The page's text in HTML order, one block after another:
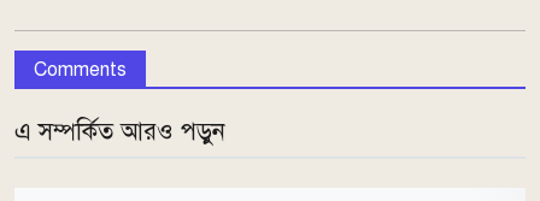
Comments
এ সম্পর্কিত আরও পড়ুন